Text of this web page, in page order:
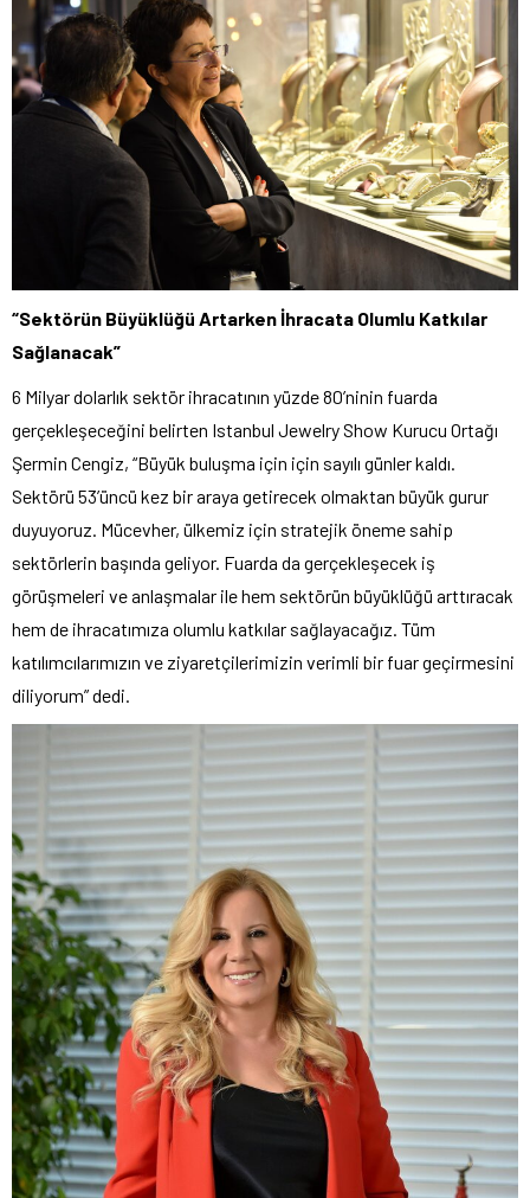
“Sektörün Büyüklüğü Artarken İhracata Olumlu Katkılar
Sağlanacak”
6 Milyar dolarlık sektör ihracatının yüzde 80’ninin fuarda
gerçekleşeceğini belirten Istanbul Jewelry Show Kurucu Ortağı
Şermin Cengiz, “Büyük buluşma için için sayılı günler kaldı.
Sektörü 53’üncü kez bir araya getirecek olmaktan büyük gurur
duyuyoruz. Mücevher, ülkemiz için stratejik öneme sahip
sektörlerin başında geliyor. Fuarda da gerçekleşecek iş
görüşmeleri ve anlaşmalar ile hem sektörün büyüklüğü arttıracak
hem de ihracatımıza olumlu katkılar sağlayacağız. Tüm
katılımcılarımızın ve ziyaretçilerimizin verimli bir fuar geçirmesini
diliyorum” dedi.